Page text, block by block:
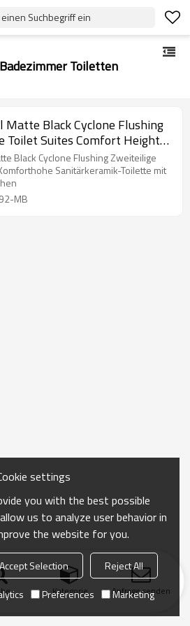
Suchbegriff ein
Toiletten
Matte Black Cyclone Flushing
Toilet Suites Comfort Height
Black Cyclone Flushing Zweiteilige
Sanitärkeramik-Toilette mit
MB
Kategorie Anfrage senden
settings
you with the best possible
us to analyze user behavior in
the website for you.
Accept Selection
Reject All
Preferences Marketing